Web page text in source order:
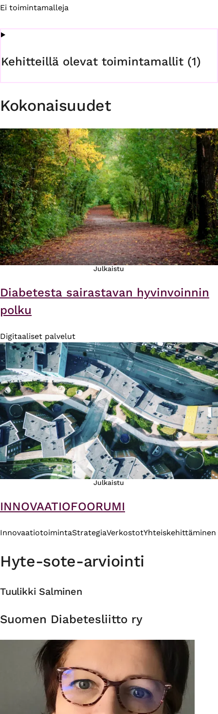
Ei toimintamalleja
Kehitteillä olevat toimintamallit (1)
Kokonaisuudet
Julkaistu
Diabetesta sairastavan hyvinvoinnin
polku
Digitaaliset palvelut
Julkaistu
INNOVAATIOFOORUMI
InnovaatiotoimintaStrategiaVerkostotYhteiskehittäminen
Hyte-sote-arviointi
Tuulikki Salminen
Organisaatio
Suomen Diabetesliitto ry